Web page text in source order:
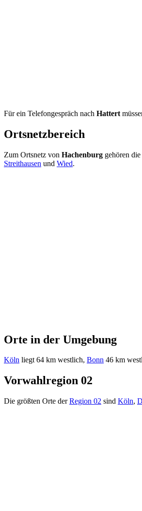
Für ein Telefongespräch nach Hattert
Ortsnetzbereich
Zum Ortsnetz von Hachenburg gehören
Streithausen und Wied.
Orte in der Umgebung
Köln liegt 64 km westlich, Bonn 46 km
Vorwahlregion 02
Die größten Orte derRegion 02 sind Köln,